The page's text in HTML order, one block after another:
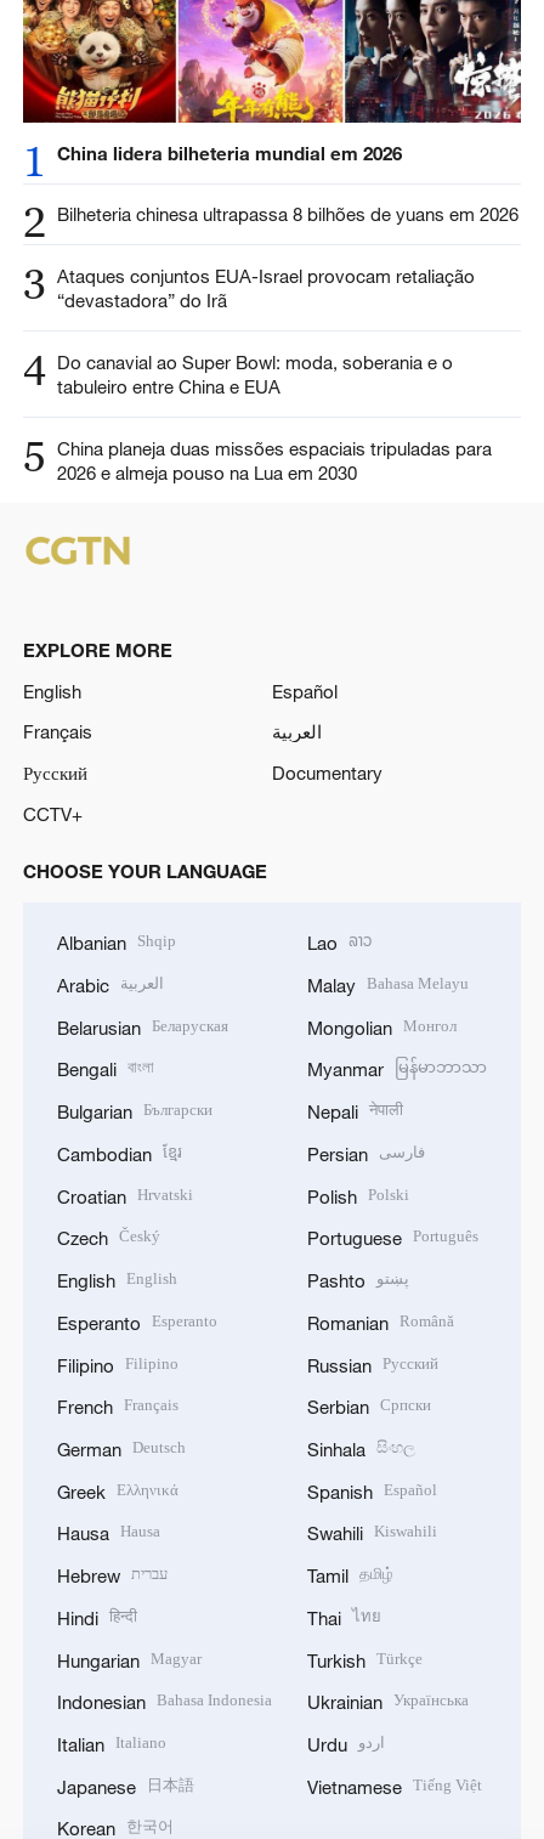
1 China lidera bilheteria mundial em 2026
2 Bilheteria chinesa ultrapassa 8 bilhões de yuans em 2026
3 Ataques conjuntos EUA-Israel provocam retaliação
“devastadora” do Irã
4 Do canavial ao Super Bowl: moda, soberania e o
tabuleiro entre China e EUA
5
China planeja duas missões espaciais tripuladas para
2026 e almeja pouso na Lua em 2030
EXPLORE MORE
English
Español
Français
العربية
Русский
Documentary
CCTV+
CHOOSE YOUR LANGUAGE
Albanian Shqip
Arabic العربية
Belarusian Беларуская
Bengali বাংলা
Bulgarian Български
Cambodian ខ្មែរ
Croatian Hrvatski
Czech Český
English English
Esperanto Esperanto
Filipino Filipino
French Français
German Deutsch
Greek Ελληνικά
Hausa Hausa
Hebrew עברית
Hindi हिन्दी
Hungarian Magyar
Indonesian Bahasa Indonesia
Italian Italiano
Japanese 日本語
Korean 한국어
Lao ລາວ
Malay Bahasa Melayu
Mongolian Монгол
Myanmar မြန်မာဘာသာ
Nepali नेपाली
Persian فارسی
Polish Polski
Portuguese Português
Pashto پښتو
Romanian Română
Russian Русский
Serbian Српски
Sinhala සිංහල
Spanish Español
Swahili Kiswahili
Tamil தமிழ்
Thai ไทย
Turkish Türkçe
Ukrainian Українська
Urdu اردو
Vietnamese Tiếng Việt